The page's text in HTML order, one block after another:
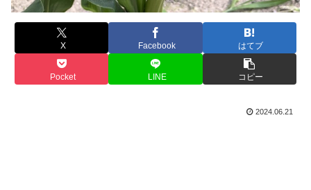
X Facebook はてブ
Pocket LINE コピー
2024.06.21